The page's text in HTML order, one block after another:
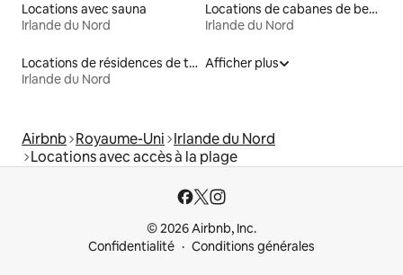
Locations avec sauna
Irlande du Nord
Locations de cabanes de berger
Irlande du Nord
Locations de résidences de tourisme
Irlande du Nord
Afficher plus
Airbnb Royaume-Uni Irlande du Nord
Locations avec accès à la plage
© 2026 Airbnb, Inc.
Confidentialité
Conditions générales